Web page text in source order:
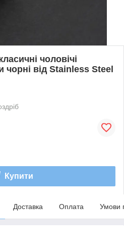
чоловічі
чорні від Stainless Steel
Купити
Доставка Оплата Умови